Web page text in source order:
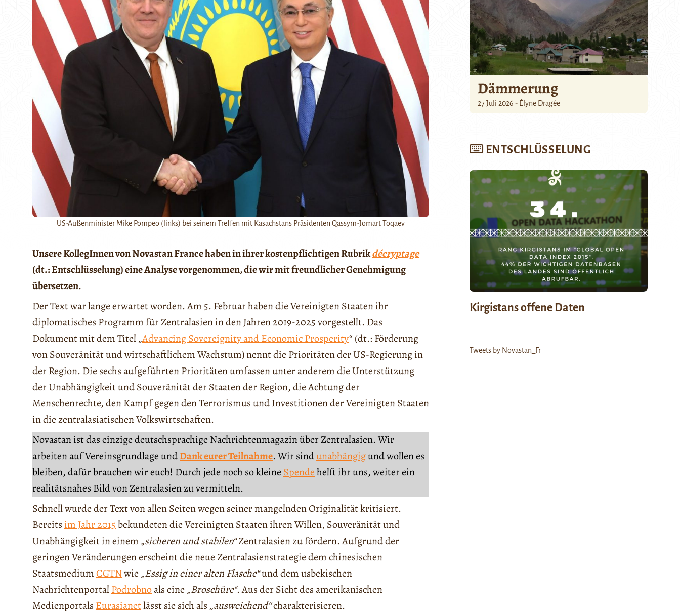
US-Außenminister Mike Pompeo (links) bei seinem Treffen mit Kasachstans Präsidenten Qassym-Jomart Toqaev
Unsere KollegInnen von Novastan France haben in ihrer kostenpflichtigen Rubrikdécryptage
(dt.: Entschlüsselung) eine Analyse vorgenommen, die wir mit freundlicher Genehmigung
übersetzen.
Der Text war lange erwartet worden. Am 5. Februar haben die Vereinigten Staaten ihr
diplomatisches Programm für Zentralasien in den Jahren 2019-2025 vorgestellt. Das
Dokument mit dem Titel „Advancing Sovereignity and Economic Prosperity“ (dt.: Förderung
von Souveränität und wirtschaftlichem Wachstum) nennt die Prioritäten der US-Regierung in
der Region. Die sechs aufgeführten Prioritäten umfassen unter anderem die Unterstützung
der Unabhängigkeit und Souveränität der Staaten der Region, die Achtung der
Menschenrechte, den Kampf gegen den Terrorismus und Investitionen der Vereinigten Staaten
in die zentralasiatischen Volkswirtschaften.
Novastan ist das einzige deutschsprachige Nachrichtenmagazin über Zentralasien. Wir
arbeiten auf Vereinsgrundlage undDank eurer Teilnahme. Wir sindunabhängigund wollen es
bleiben, dafür brauchen wir euch! Durch jede noch so kleine Spendehelft ihr uns, weiter ein
realitätsnahes Bild von Zentralasien zu vermitteln.
Schnell wurde der Text von allen Seiten wegen seiner mangelnden Originalität kritisiert.
Bereits im Jahr 2015bekundeten die Vereinigten Staaten ihren Willen, Souveränität und
Unabhängigkeit in einem „sicheren und stabilen“Zentralasien zu fördern. Aufgrund der
geringen Veränderungen erscheint die neue Zentralasienstrategie dem chinesischen
StaatsmediumCGTNwie „Essig in einer alten Flasche“und dem usbekischen
NachrichtenportalPodrobnoals eine „Broschüre“. Aus der Sicht des amerikanischen
Medienportals Eurasianetlässt sie sich als „ausweichend“charakterisieren.
Dämmerung
27 Juli 2026 - Élyne Dragée
ENTSCHLÜSSELUNG
Kirgistans offene Daten
Tweets by Novastan_Fr